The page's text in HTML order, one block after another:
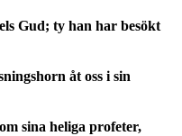
Gud; ty han har besökt
åt oss i sin
sina heliga profeter,